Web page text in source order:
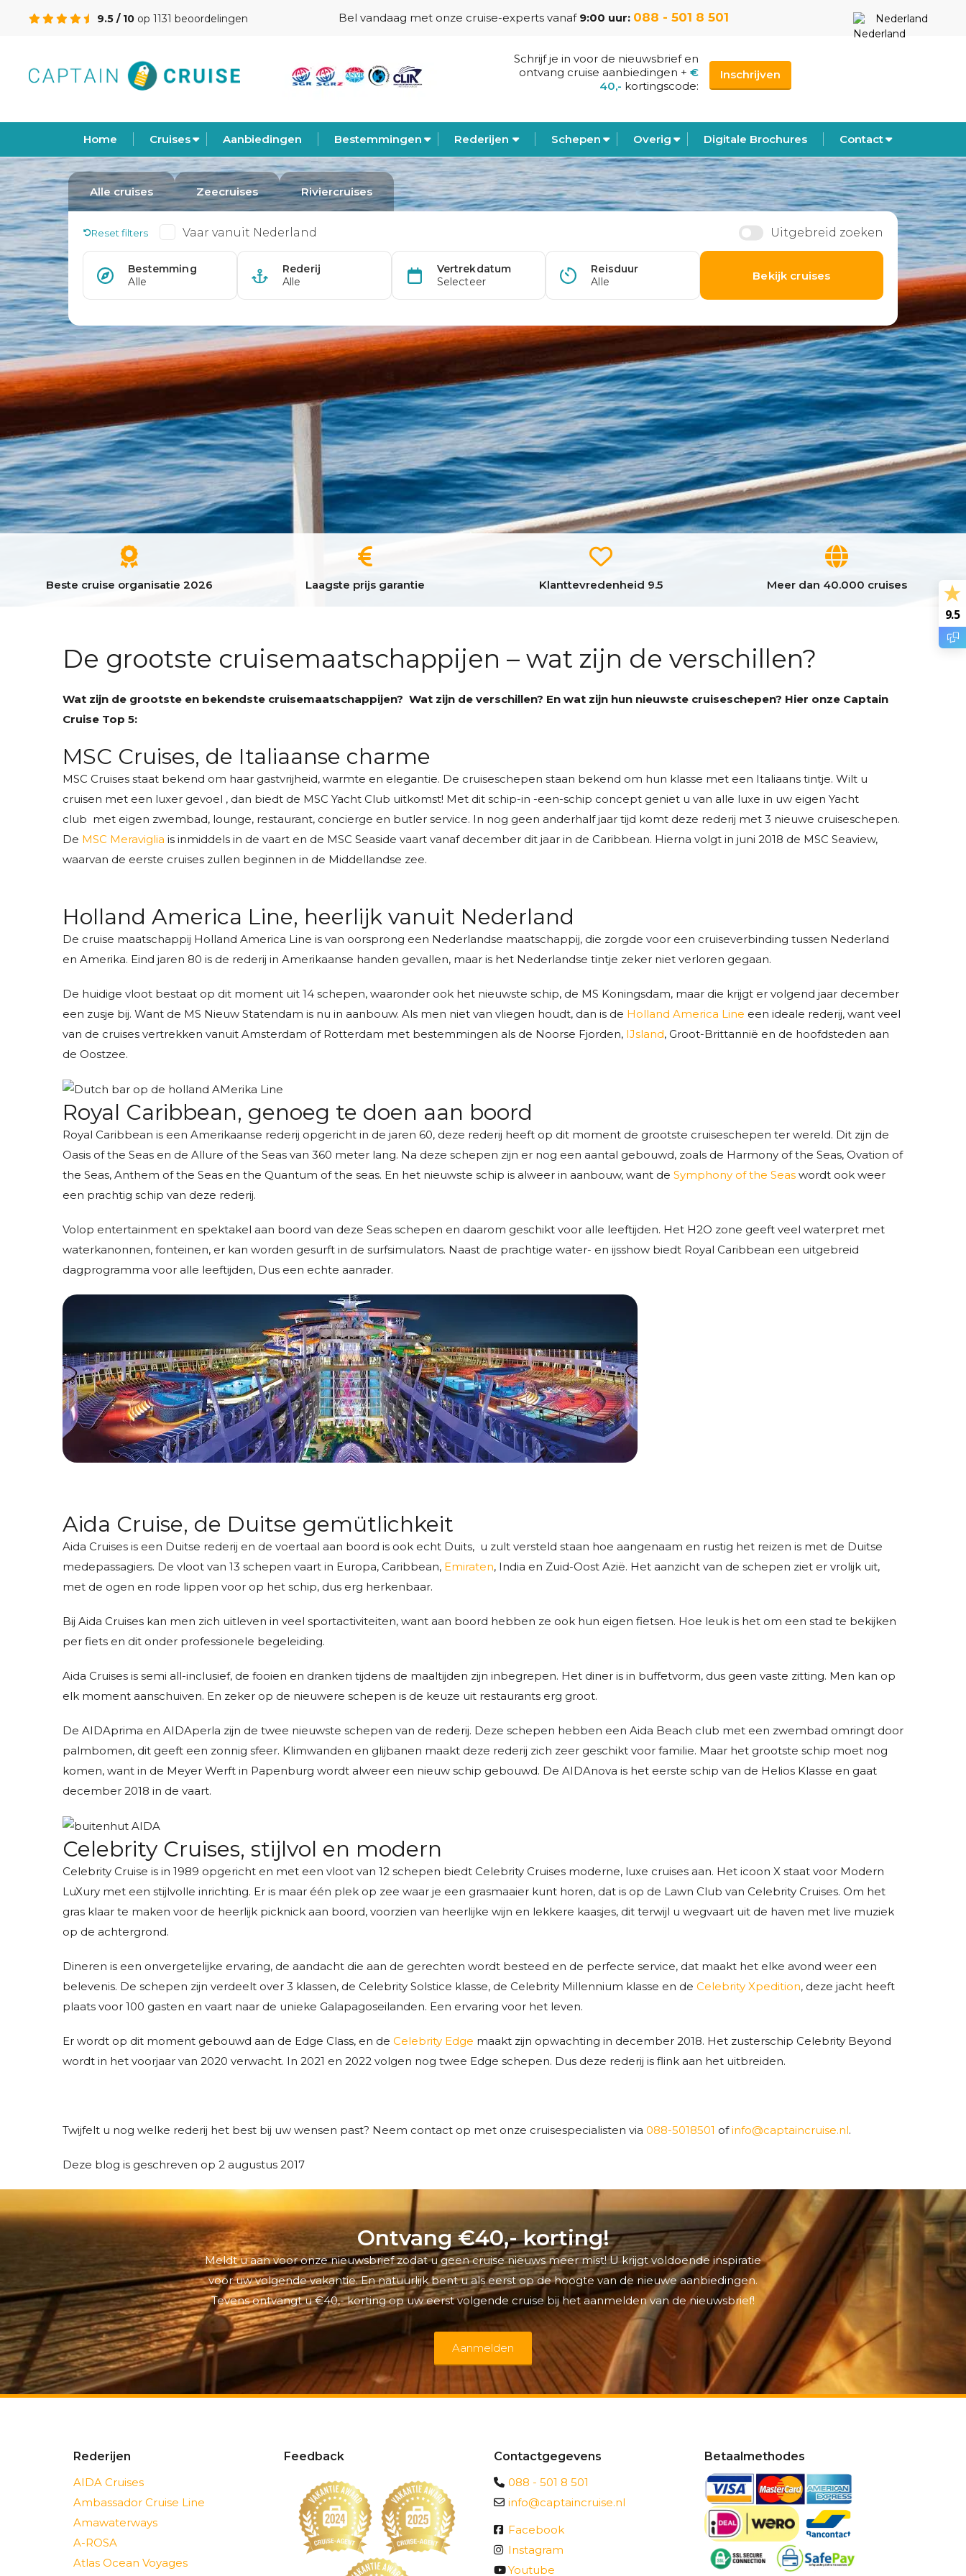
9.5 / 10 op 1131 beoordelingen Bel vandaag met onze cruise-experts vanaf 9:00 uur: 088 - 501 8 501 Nederland
Schrijf je in voor de nieuwsbrief en
ontvang cruise aanbiedingen + €
40,- kortingscode:
Inschrijven
Home Cruises Aanbiedingen Bestemmingen Rederijen Schepen Overig Digitale Brochures Contact
Beste cruise organisatie 2026 Laagste prijs garantie Klanttevredenheid 9.5 Meer dan 40.000 cruises
De grootste cruisemaatschappijen – wat zijn de verschillen?
Wat zijn de grootste en bekendste cruisemaatschappijen? Wat zijn de verschillen? En wat zijn hun nieuwste cruiseschepen? Hier onze Captain
Cruise Top 5:
MSC Cruises, de Italiaanse charme
MSC Cruises staat bekend om haar gastvrijheid, warmte en elegantie. De cruiseschepen staan bekend om hun klasse met een Italiaans tintje. Wilt u
cruisen met een luxer gevoel , dan biedt de MSC Yacht Club uitkomst! Met dit schip-in -een-schip concept geniet u van alle luxe in uw eigen Yacht
club met eigen zwembad, lounge, restaurant, concierge en butler service. In nog geen anderhalf jaar tijd komt deze rederij met 3 nieuwe cruiseschepen.
De MSC Meraviglia is inmiddels in de vaart en de MSC Seaside vaart vanaf december dit jaar in de Caribbean. ​Hierna volgt in juni 2018 de MSC Seaview,
waarvan de eerste cruises zullen beginnen in de Middellandse zee.
Holland America Line, heerlijk vanuit Nederland
De cruise maatschappij Holland America Line is van oorsprong een Nederlandse maatschappij, die zorgde voor een cruiseverbinding tussen Nederland
en Amerika. Eind jaren 80 is de rederij in Amerikaanse handen gevallen, maar is het Nederlandse tintje zeker niet verloren gegaan.
De huidige vloot bestaat op dit moment uit 14 schepen, waaronder ook het nieuwste schip, de MS Koningsdam, maar die krijgt er volgend jaar december
een zusje bij. Want de MS Nieuw Statendam is nu in aanbouw. Als men niet van vliegen houdt, dan is de Holland America Line een ideale rederij, want veel
van de cruises vertrekken vanuit Amsterdam of Rotterdam met bestemmingen als de Noorse Fjorden, IJsland, Groot-Brittannië en de hoofdsteden aan
de Oostzee.
Royal Caribbean, genoeg te doen aan boord
Royal Caribbean is een Amerikaanse rederij opgericht in de jaren 60, deze rederij heeft op dit moment de grootste cruiseschepen ter wereld. Dit zijn de
Oasis of the Seas en de Allure of the Seas van 360 meter lang. Na deze schepen zijn er nog een aantal gebouwd, zoals de Harmony of the Seas, Ovation of
the Seas, Anthem of the Seas en the Quantum of the seas. En het nieuwste schip is alweer in aanbouw, want de Symphony of the Seas wordt ook weer
een prachtig schip van deze rederij.
Volop entertainment en spektakel aan boord van deze Seas schepen en daarom geschikt voor alle leeftijden. Het H2O zone geeft veel waterpret met
waterkanonnen, fonteinen, er kan worden gesurft in de surfsimulators. Naast de prachtige water- en ijsshow biedt Royal Caribbean een uitgebreid
dagprogramma voor alle leeftijden, Dus een echte aanrader.
Aida Cruise, de Duitse gemütlichkeit
Aida Cruises is een Duitse rederij en de voertaal aan boord is ook echt Duits, u zult versteld staan hoe aangenaam en rustig het reizen is met de Duitse
medepassagiers. De vloot van 13 schepen vaart in Europa, Caribbean, Emiraten, India en Zuid-Oost Azië. Het aanzicht van de schepen ziet er vrolijk uit,
met de ogen en rode lippen voor op het schip, dus erg herkenbaar.
Bij Aida Cruises kan men zich uitleven in veel sportactiviteiten, want aan boord hebben ze ook hun eigen fietsen. Hoe leuk is het om een stad te bekijken
per fiets en dit onder professionele begeleiding.
Aida Cruises is semi all-inclusief, de fooien en dranken tijdens de maaltijden zijn inbegrepen. Het diner is in buffetvorm, dus geen vaste zitting. Men kan op
elk moment aanschuiven. En zeker op de nieuwere schepen is de keuze uit restaurants erg groot.
De AIDAprima en AIDAperla zijn de twee nieuwste schepen van de rederij. Deze schepen hebben een Aida Beach club met een zwembad omringt door
palmbomen, dit geeft een zonnig sfeer. Klimwanden en glijbanen maakt deze rederij zich zeer geschikt voor familie. Maar het grootste schip moet nog
komen, want in de Meyer Werft in Papenburg wordt alweer een nieuw schip gebouwd. De AIDAnova is het eerste schip van de Helios Klasse en gaat
december 2018 in de vaart.
Celebrity Cruises, stijlvol en modern
Celebrity Cruise is in 1989 opgericht en met een vloot van 12 schepen biedt Celebrity Cruises moderne, luxe cruises aan. Het icoon X staat voor Modern
LuXury met een stijlvolle inrichting. Er is maar één plek op zee waar je een grasmaaier kunt horen, dat is op de Lawn Club van Celebrity Cruises. Om het
gras klaar te maken voor de heerlijk picknick aan boord, voorzien van heerlijke wijn en lekkere kaasjes, dit terwijl u wegvaart uit de haven met live muziek
op de achtergrond.
Dineren is een onvergetelijke ervaring, de aandacht die aan de gerechten wordt besteed en de perfecte service, dat maakt het elke avond weer een
belevenis. De schepen zijn verdeelt over 3 klassen, de Celebrity Solstice klasse, de Celebrity Millennium klasse en de Celebrity Xpedition, deze jacht heeft
plaats voor 100 gasten en vaart naar de unieke Galapagoseilanden. Een ervaring voor het leven.
Er wordt op dit moment gebouwd aan de Edge Class, en de Celebrity Edge maakt zijn opwachting in december 2018. Het zusterschip Celebrity Beyond
wordt in het voorjaar van 2020 verwacht. In 2021 en 2022 volgen nog twee Edge schepen. Dus deze rederij is flink aan het uitbreiden.
Twijfelt u nog welke rederij het best bij uw wensen past? Neem contact op met onze cruisespecialisten via 088-5018501 ofinfo@captaincruise.nl.
Deze blog is geschreven op 2 augustus 2017
9.5
Ontvang €40,- korting!
Meldt u aan voor onze nieuwsbrief zodat u geen cruise nieuws meer mist! U krijgt voldoende inspiratie
voor uw volgende vakantie. En natuurlijk bent u als eerst op de hoogte van de nieuwe aanbiedingen.
Tevens ontvangt u €40,- korting op uw eerst volgende cruise bij het aanmelden van de nieuwsbrief!
Aanmelden
Rederijen
AIDA Cruises
Ambassador Cruise Line
Amawaterways
A-ROSA
Atlas Ocean Voyages
Feedback
Contactgegevens
088 - 501 8 501
info@captaincruise.nl
Facebook
Instagram
Youtube
Betaalmethodes